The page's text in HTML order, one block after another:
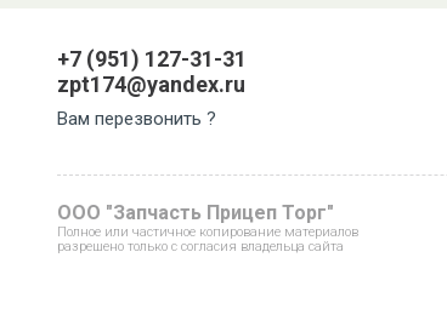
+7 (951) 127-31-31
zpt174@yandex.ru
Вам перезвонить ?
ООО "Запчасть Прицеп Торг"
Полное или частичное копирование материалов
разрешено только с согласия владельца сайта